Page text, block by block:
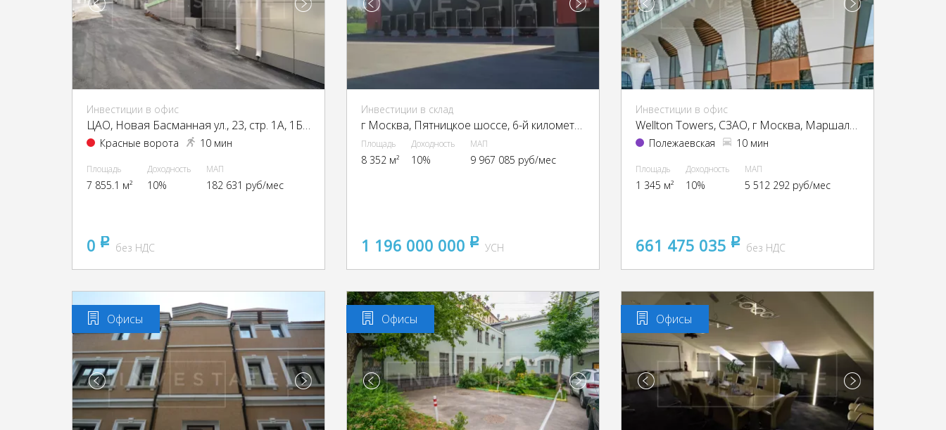
Инвестиции в офис
ЦАО, Новая Басманная ул., 23, стр. 1А, 1Б, 2, 4
Красные ворота 10 мин
Площадь
7 855.1 м²
Доходность
10%
МАП
182 631 руб/мес
0 pуббез НДС
Инвестиции в склад
г Москва, Пятницкое шоссе, 6-й километр, г Москва, Пятницкое ш., 6
Площадь
8 352 м²
Доходность
10%
МАП
9 967 085 руб/мес
1 196 000 000 pуб
УСН
Инвестиции в офис
Wellton Towers, CЗАО, г Москва, Маршала Жукова пр-т, 39
Полежаевская 10 мин
Площадь
1 345 м²
Доходность
10%
МАП
5 512 292 руб/мес
661 475 035 pуббез НДС
Офисы Офисы Офисы